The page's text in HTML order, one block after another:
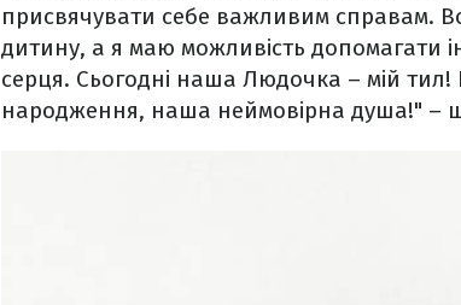
присвячувати себе важливим справам.
дитину, а я маю можливість допомагати
серця. Сьогодні наша Людочка – мій тил!
народження, наша неймовірна душа!" –